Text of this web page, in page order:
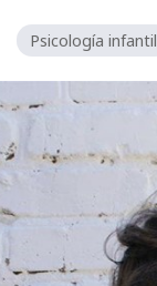
Psicología infantil